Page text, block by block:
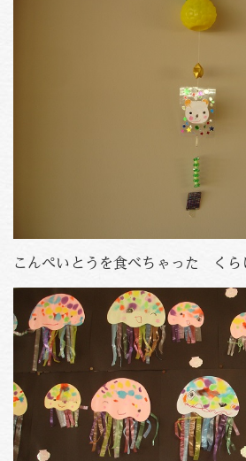
こんぺいとうを食べちゃった くら